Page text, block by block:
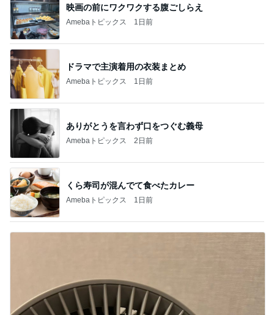
映画の前にワクワクする腹ごしらえ
Amebaトピックス 1日前
ドラマで主演着用の衣装まとめ
Amebaトピックス 1日前
ありがとうを言わず口をつぐむ義母
Amebaトピックス 2日前
くら寿司が混んでて食べたカレー
Amebaトピックス 1日前